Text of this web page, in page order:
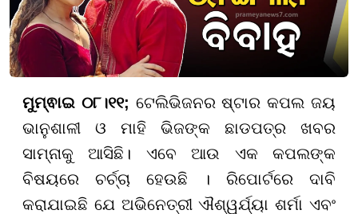
ମୁମ୍ଵାଇ ୦୮।୧୧; ଟେଲିଭିଜନର ଷ୍ଟାର କପଲ ଜୟ
ଭାନୁଶାଳୀ ଓ ମାହି ଭିଜଙ୍କ ଛାଡପତ୍ର ଖବର
ସାମ୍ନାକୁ ଆସିଛି। ଏବେ ଆଉ ଏକ କପଲଙ୍କ
ବିଷୟରେ ଚର୍ଚ୍ଚା ହେଉଛି । ରିପୋର୍ଟରେ ଦାବି
କରାଯାଇଛି ଯେ ଅଭିନେତ୍ରୀ ଐଶ୍ୱର୍ଯ୍ୟା ଶର୍ମା ଏବଂ